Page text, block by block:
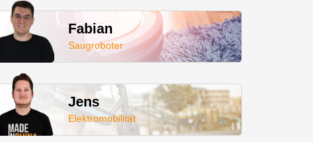
Fabian
Saugroboter
Jens
Elektromobilität